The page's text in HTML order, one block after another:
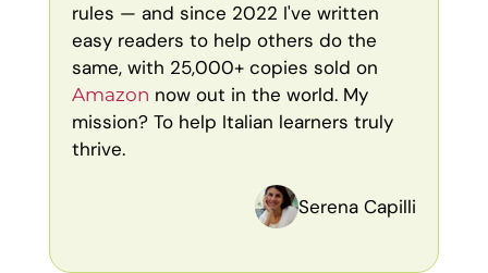
rules — and since 2022 I've written
easy readers to help others do the
same, with 25,000+ copies sold on
Amazon now out in the world. My
mission? To help Italian learners truly
thrive.
Serena Capilli